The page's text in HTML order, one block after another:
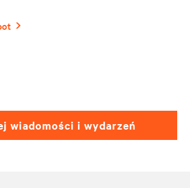
wiadomości i wydarzeń